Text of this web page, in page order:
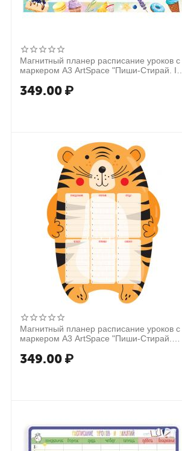
Магнитный планер расписание уроков с
маркером А3 ArtSpace "Пиши-Стирай. Ice
349.00 ₽
Магнитный планер расписание уроков с
маркером А3 ArtSpace "Пиши-Стирай.
349.00 ₽